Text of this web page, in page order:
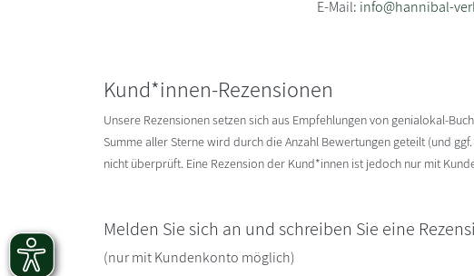
E-Mail: info@hannibal-
Kund*innen-Rezensionen
Unsere Rezensionen setzen sich aus Empfehlungen von genialokal-
Summe aller Sterne wird durch die Anzahl Bewertungen geteilt (und
nicht überprüft. Eine Rezension der Kund*innen ist jedoch nur mit
Melden Sie sich an und schreiben Sie eine
(nur mit Kundenkonto möglich)